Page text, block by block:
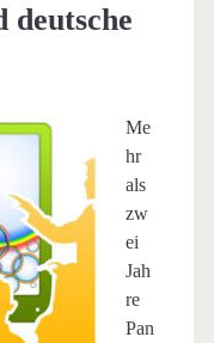
deutsche
Me
hr
als
zw
ei
Jah
re
Pan